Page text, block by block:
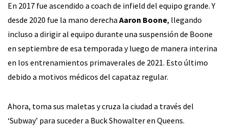
En 2017 fue ascendido a coach de infield del equipo grande. Y
desde 2020 fue la mano derecha Aaron Boone, llegando
incluso a dirigir al equipo durante una suspensión de Boone
en septiembre de esa temporada y luego de manera interina
en los entrenamientos primaverales de 2021. Esto último
debido a motivos médicos del capataz regular.
Ahora, toma sus maletas y cruza la ciudad a través del
‘Subway’ para suceder a Buck Showalter en Queens.